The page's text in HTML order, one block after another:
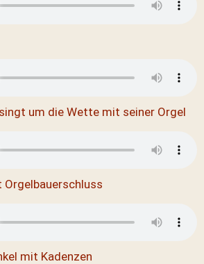
um die Wette mit seiner Orgel
mit Kadenzen